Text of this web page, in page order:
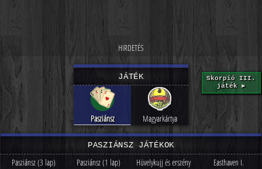
JÁTÉK
Pasziánsz Magyarkártya
Skorpió III.
játék ►
PASZIÁNSZ JÁTÉKOK
Pasziánsz (3 lap) Pasziánsz (1 lap) Hüvelykujj és erszény
Easthaven I.